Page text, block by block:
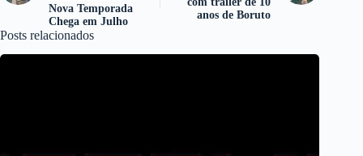
Nova Temporada
Chega em Julho
anos de Boruto
Posts relacionados